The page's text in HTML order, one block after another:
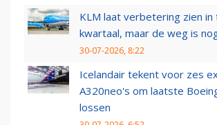
KLM laat verbetering zien
kwartaal, maar de weg is
30-07-2026, 8:22
Icelandair tekent voor zes
A320neo's om laatste
lossen